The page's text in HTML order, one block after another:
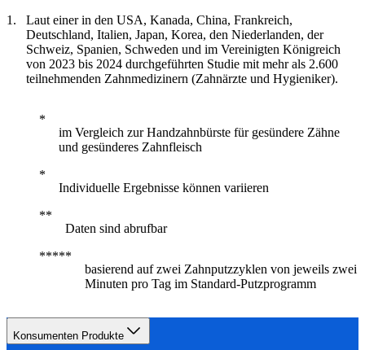
Laut einer in den USA, Kanada, China, Frankreich,
Deutschland, Italien, Japan, Korea, den Niederlanden, der
Schweiz, Spanien, Schweden und im Vereinigten Königreich
von 2023 bis 2024 durchgeführten Studie mit mehr als 2.600
teilnehmenden Zahnmedizinern (Zahnärzte und Hygieniker).
im Vergleich zur Handzahnbürste für gesündere Zähne
und gesünderes Zahnfleisch
Individuelle Ergebnisse können variieren
Daten sind abrufbar
basierend auf zwei Zahnputzzyklen von jeweils zwei
Minuten pro Tag im Standard-Putzprogramm
Konsumenten Produkte